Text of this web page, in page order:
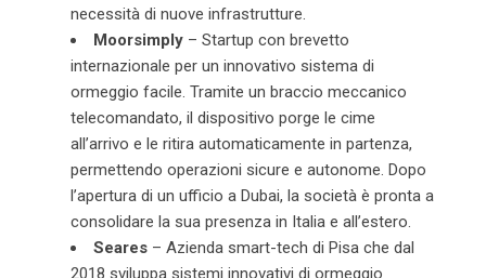
necessità di nuove infrastrutture.
Moorsimply – Startup con brevetto
internazionale per un innovativo sistema di
ormeggio facile. Tramite un braccio meccanico
telecomandato, il dispositivo porge le cime
all’arrivo e le ritira automaticamente in partenza,
permettendo operazioni sicure e autonome. Dopo
l’apertura di un ufficio a Dubai, la società è pronta a
consolidare la sua presenza in Italia e all’estero.
Seares – Azienda smart-tech di Pisa che dal